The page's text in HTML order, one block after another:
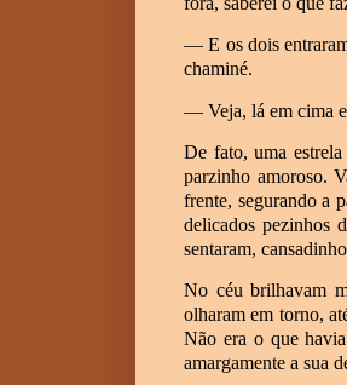
— E os dois
chaminé.
— Veja, lá em cima
De fato, uma
parzinho amoroso.
frente, segurando a
delicados pezinhos
sentaram,
No céu brilhavam
olharam em torno,
Não era o que
amargamente a sua